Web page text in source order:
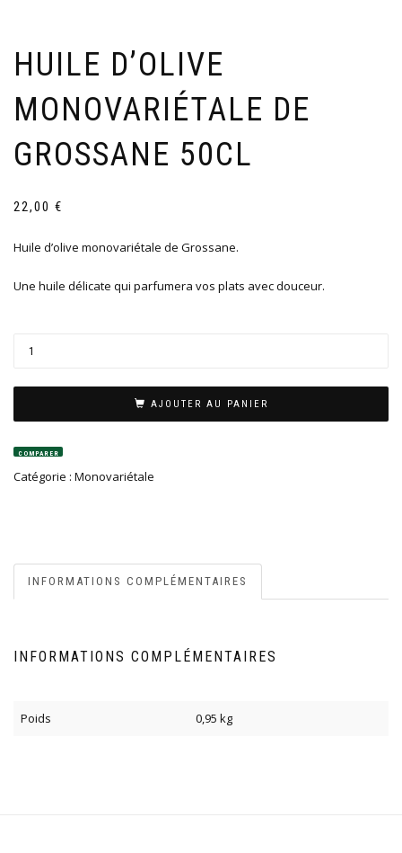
HUILE D’OLIVE
MONOVARIÉTALE DE
GROSSANE 50CL
22,00 €
Huile d’olive monovariétale de Grossane.
Une huile délicate qui parfumera vos plats avec douceur.
AJOUTER AU PANIER
COMPARER
Catégorie : Monovariétale
INFORMATIONS COMPLÉMENTAIRES
INFORMATIONS COMPLÉMENTAIRES
Poids 0,95 kg